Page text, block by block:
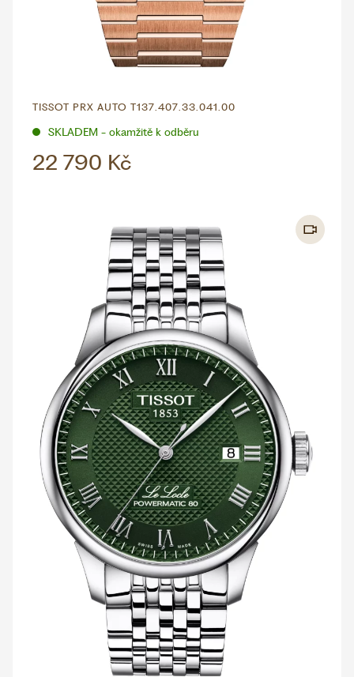
TISSOT PRX AUTO T137.407.33.041.00
SKLADEM - okamžitě k odběru
22 790 Kč